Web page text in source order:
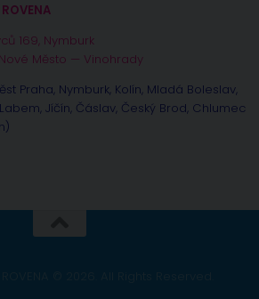
169, Nymburk
Město — Vinohrady
Praha, Nymburk, Kolín, Mladá Boleslav,
Jíčín, Čáslav, Český Brod, Chlumec